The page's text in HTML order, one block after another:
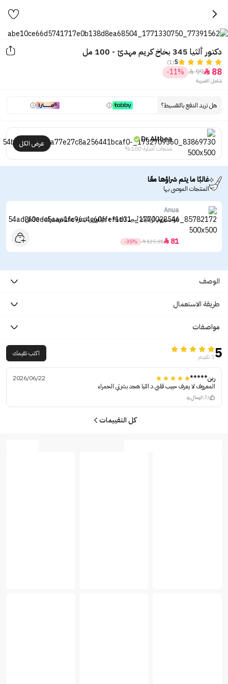
دكتور ألثيا 345 بخاخ كريم مهدئ - 100 مل
5
(1)
88

99

-11%
شامل الضريبة
هل تريد الدفع بالتقسيط؟
Dr.Althea
منتجات أصلية 100%
عرض الكل
غالبًا ما يتم شراؤها معًا
المنتجات الموصى بها
Anua
انوا سيروم أزيلايك أسيد 10% + هيالورون لبشرة هادئة ومشرقة - 30مل
81

125.01

-35%
الوصف
طريقة الاستعمال
مواصفات
51 تقييم اكتب تقيمك
رين*****
2026/06/22
المعروف لا يعرف حبيب قلبي د الثيا هجد بشرتي الحمراء
(3) ارسال رد
كل التقييمات